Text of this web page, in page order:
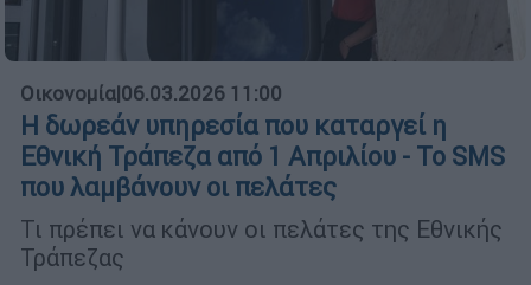
Οικονομία|06.03.2026 11:00
Η δωρεάν υπηρεσία που καταργεί η
Εθνική Τράπεζα από 1 Απριλίου - Το SMS
που λαμβάνουν οι πελάτες
Τι πρέπει να κάνουν οι πελάτες της Εθνικής
Τράπεζας